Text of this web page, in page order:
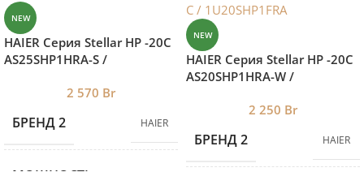
NEW
HAIER Серия Stellar HP -20С
AS25SHP1HRA-S /
2 570 Br
БРЕНД 2 HAIER
NEW
HAIER Серия Stellar HP -20С
AS20SHP1HRA-W /
AS20SHP1HRA-C /
2 250 Br
БРЕНД 2 HAIER